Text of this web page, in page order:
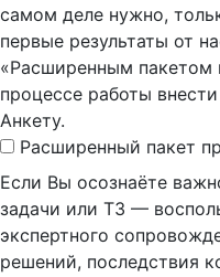
самом деле нужно,
первые результаты от
«Расширенным
процессе работы
Анкету.
Расширенный пакет
Если Вы осознаёте
задачи или ТЗ —
экспертного
решений, последствия